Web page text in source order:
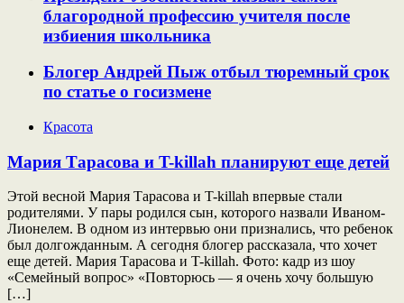
благородной профессию учителя после
избиения школьника
Блогер Андрей Пыж отбыл тюремный срок
по статье о госизмене
Красота
Мария Тарасова и T-killah планируют еще детей
Этой весной Мария Тарасова и T-killah впервые стали
родителями. У пары родился сын, которого назвали Иваном-
Лионелем. В одном из интервью они признались, что ребенок
был долгожданным. А сегодня блогер рассказала, что хочет
еще детей. Мария Тарасова и T-killah. Фото: кадр из шоу
«Семейный вопрос» «Повторюсь — я очень хочу большую
[…]